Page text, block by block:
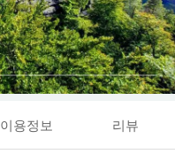
이용정보 리뷰